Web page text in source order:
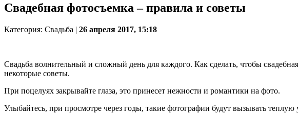
Свадебная фотосъемка – правила и советы
Категория: Свадьба | 26 апреля 2017, 15:18
Свадьба волнительный и сложный день для каждого. Как сделать, чтобы
некоторые советы.
При поцелуях закрывайте глаза, это принесет нежности и романтики на фото.
Улыбайтесь, при просмотре через годы, такие фотографии будут вызывать теплую